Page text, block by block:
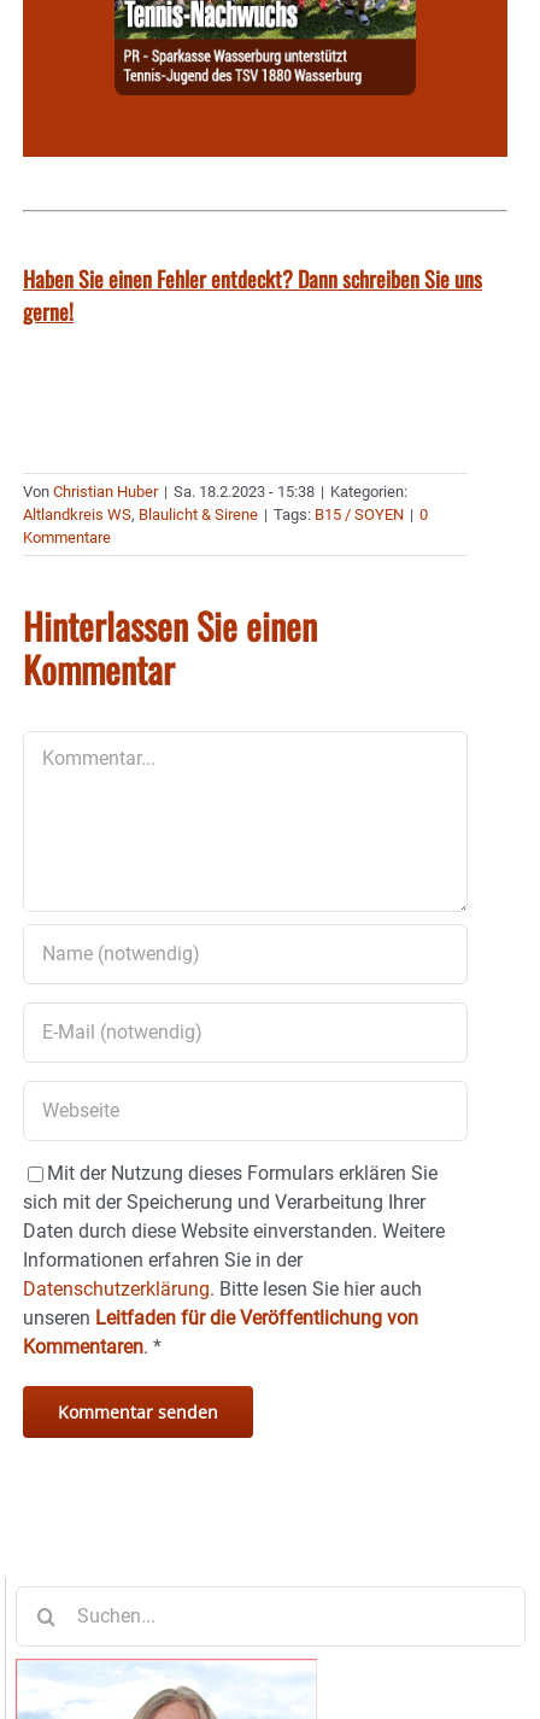
Haben Sie einen Fehler entdeckt? Dann schreiben Sie uns
gerne!
Von Christian Huber | Sa. 18.2.2023 - 15:38 | Kategorien:
Altlandkreis WS, Blaulicht & Sirene | Tags: B15 / SOYEN | 0
Kommentare
Hinterlassen Sie einen
Kommentar
Mit der Nutzung dieses Formulars erklären Sie
sich mit der Speicherung und Verarbeitung Ihrer
Daten durch diese Website einverstanden. Weitere
Informationen erfahren Sie in der
Datenschutzerklärung. Bitte lesen Sie hier auch
unseren Leitfaden für die Veröffentlichung von
Kommentaren. *
nach: